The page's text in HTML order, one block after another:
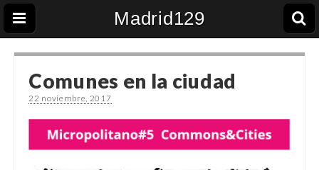
Madrid129
Comunes en la ciudad
22 noviembre, 2017